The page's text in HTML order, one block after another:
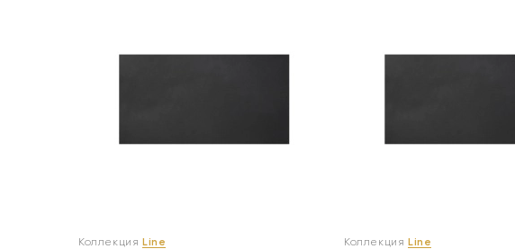
Коллекция Line Коллекция Line